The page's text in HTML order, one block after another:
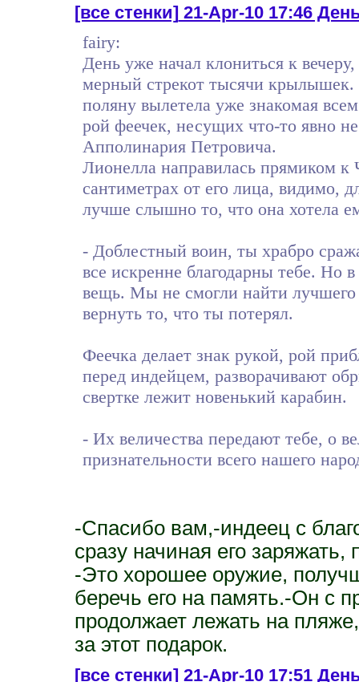
[все стенки]21-Apr-10 17:46
fairy:
День уже начал клониться к
мерный стрекот тысячи крылышек.
поляну вылетела уже знакомая
рой феечек, несущих что-то явно
Апполинария Петровича.
Лионелла направилась прямиком к
сантиметрах от его лица, видимо,
лучше слышно то, что она хотела
- Доблестный воин, ты храбро
все искренне благодарны тебе. Но
вещь. Мы не смогли найти лучшего
вернуть то, что ты потерял.
Феечка делает знак рукой, рой
перед индейцем, разворачивают
свертке лежит новенький карабин.
- Их величества передают тебе, о
признательности всего нашего
-Спасибо вам,-индеец с
сразу начиная его заряжать,
-Это хорошее оружие,
беречь его на память.-Он с
продолжает лежать на
за этот подарок.
[все стенки]21-Apr-10 17:51